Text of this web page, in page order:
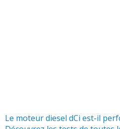
Le moteur diesel dCi est-il